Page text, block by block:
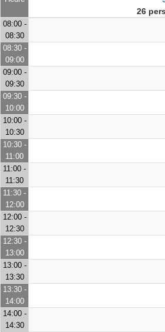
26
08:00 -
08:30
08:30 -
09:00
09:00 -
09:30
09:30 -
10:00
10:00 -
10:30
10:30 -
11:00
11:00 -
11:30
11:30 -
12:00
12:00 -
12:30
12:30 -
13:00
13:00 -
13:30
13:30 -
14:00
14:00 -
14:30